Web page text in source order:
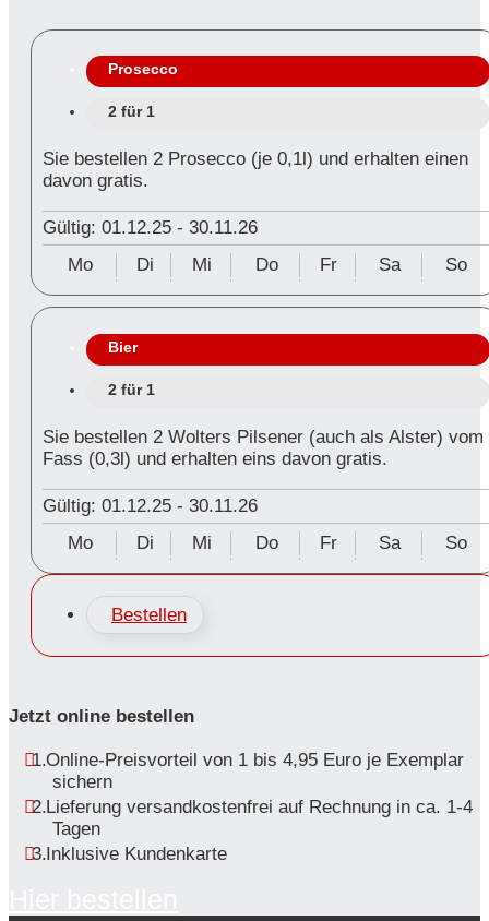
Prosecco
2 für 1
Sie bestellen 2 Prosecco (je 0,1l) und erhalten einen
davon gratis.
Gültig: 01.12.25 - 30.11.26
Mo
Di Mi Do Fr Sa So
Bier
2 für 1
Sie bestellen 2 Wolters Pilsener (auch als Alster) vom
Fass (0,3l) und erhalten eins davon gratis.
Gültig: 01.12.25 - 30.11.26
Mo
Di Mi Do Fr Sa So
Bestellen
Jetzt online bestellen
Online-Preisvorteil von 1 bis 4,95 Euro je Exemplar
sichern
Lieferung versandkostenfrei auf Rechnung in ca. 1-4
Tagen
Inklusive Kundenkarte